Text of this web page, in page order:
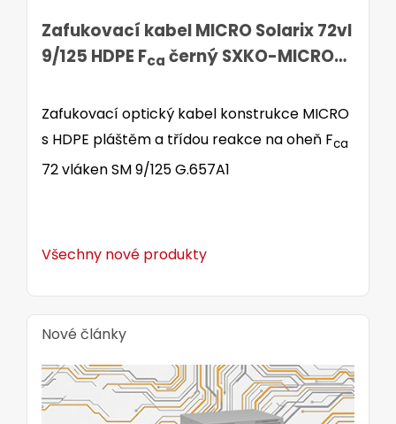
Zafukovací kabel MICRO Solarix 72vl
9/125 HDPE Fca černý SXKO-MICRO-
Zafukovací optický kabel konstrukce MICRO
s HDPE pláštěm a třídou reakce na oheň Fca
72 vláken SM 9/125 G.657A1
Všechny nové produkty
Nové články